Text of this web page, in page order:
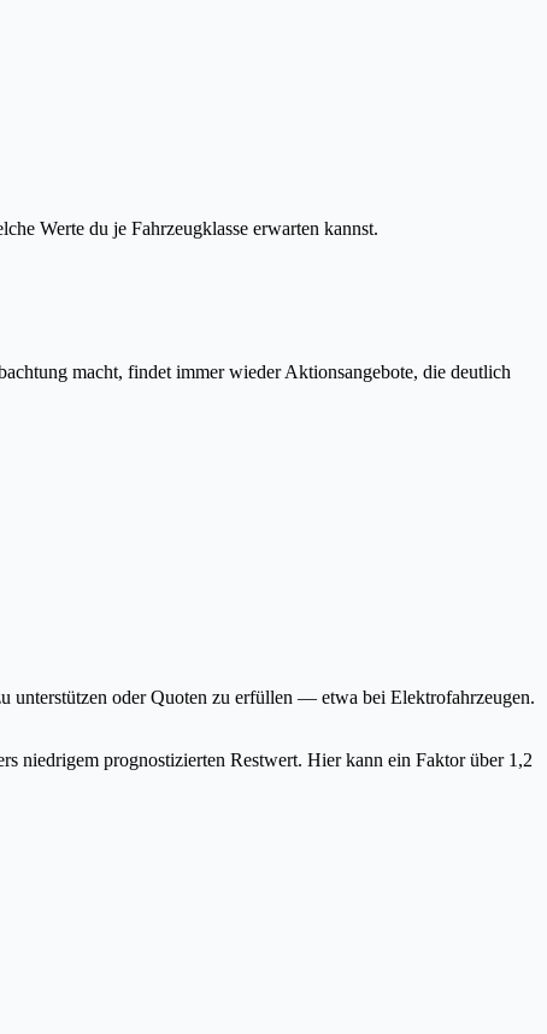
Werte du je Fahrzeugklasse erwarten kannst.
macht, findet immer wieder Aktionsangebote, die deutlich
unterstützen oder Quoten zu erfüllen — etwa bei Elektrofahrzeugen.
niedrigem prognostizierten Restwert. Hier kann ein Faktor über 1,2